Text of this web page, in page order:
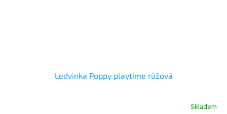
Ledvinka Poppy playtime růžová
Skladem